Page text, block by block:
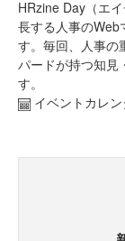
HRzine Day（エ
長する人事のWeb
す。毎回、人事の
パードが持つ知見
す。
イベントカレ